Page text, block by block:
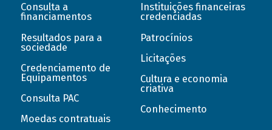
Consulta a
financiamentos
Resultados para a
sociedade
Credenciamento de
Equipamentos
Consulta PAC
Moedas contratuais
Instituições financeiras
credenciadas
Patrocínios
Licitações
Cultura e economia
criativa
Conhecimento